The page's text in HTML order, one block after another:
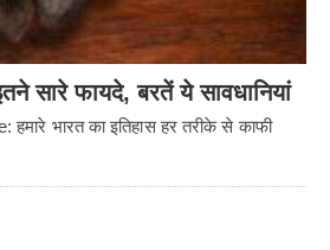
सारे फायदे, बरतें ये सावधानियां
भारत का इतिहास हर तरीके से काफी